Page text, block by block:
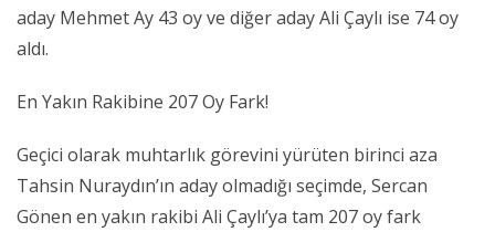
aday Mehmet Ay 43 oy ve diğer aday Ali Çaylı ise 74 oy
aldı.
En Yakın Rakibine 207 Oy Fark!
Geçici olarak muhtarlık görevini yürüten birinci aza
Tahsin Nuraydın’ın aday olmadığı seçimde, Sercan
Gönen en yakın rakibi Ali Çaylı’ya tam 207 oy fark